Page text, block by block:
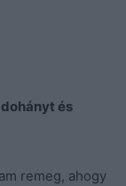
és
remeg, ahogy